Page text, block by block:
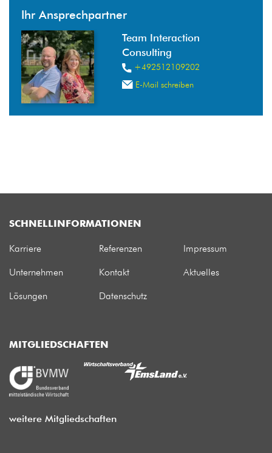
Ihr Ansprechpartner
Team Interaction
Consulting
+492512109202
E-Mail schreiben
SCHNELLINFORMATIONEN
Karriere
Unternehmen
Lösungen
Referenzen
Kontakt
Datenschutz
Impressum
Aktuelles
MITGLIEDSCHAFTEN
weitere Mitgliedschaften